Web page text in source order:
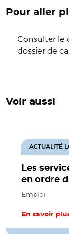
Pour aller
Consulter le
dossier de
Voir aussi
Les
en ordre
ACTUALITÉ
Emploi
En savoir